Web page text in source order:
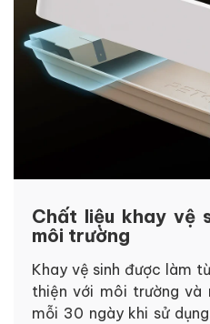
Chất liệu khay vệ
môi trường
Khay vệ sinh được làm
thiện với môi trường và
mỗi 30 ngày khi sử